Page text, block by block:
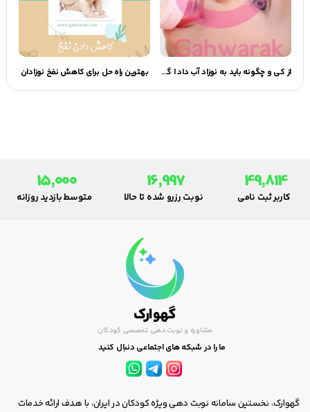
از کی و چگونه باید به نوزاد آب داد | گهوارک بهترین راه حل برای کاهش نفخ نوزادان
49,814
کاربر ثبت نامی
16,997
نوبت رزرو شده تا حالا
15,000
متوسط بازدید روزانه
گهوارک
مشاوره و نوبت دهی تخصصی کودکان
ما را در شبکه های اجتماعی دنبال کنید
گهوارک، نخستین سامانه نوبت دهی ویژه کودکان در ایران، با هدف ارائه خدمات